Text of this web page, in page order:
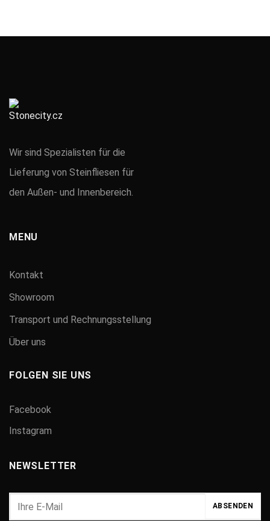
Wir sind Spezialisten für die
Lieferung von Steinfliesen für
den Außen- und Innenbereich.
MENU
Kontakt
Showroom
Transport und Rechnungsstellung
Über uns
FOLGEN SIE UNS
Facebook
Instagram
NEWSLETTER